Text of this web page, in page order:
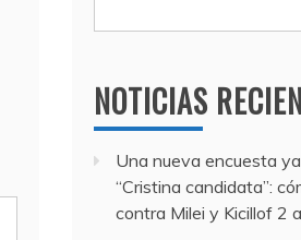
NOTICIAS
Una nueva encuesta
“Cristina candidata”:
contra Milei y Kicillof 2